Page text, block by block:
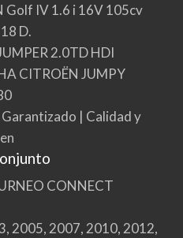
Golf IV 1.6 i 16V 105cv
D.
2.0TD HDI
CITROËN JUMPY
| Calidad y
CONNECT
2005, 2007, 2010, 2012,